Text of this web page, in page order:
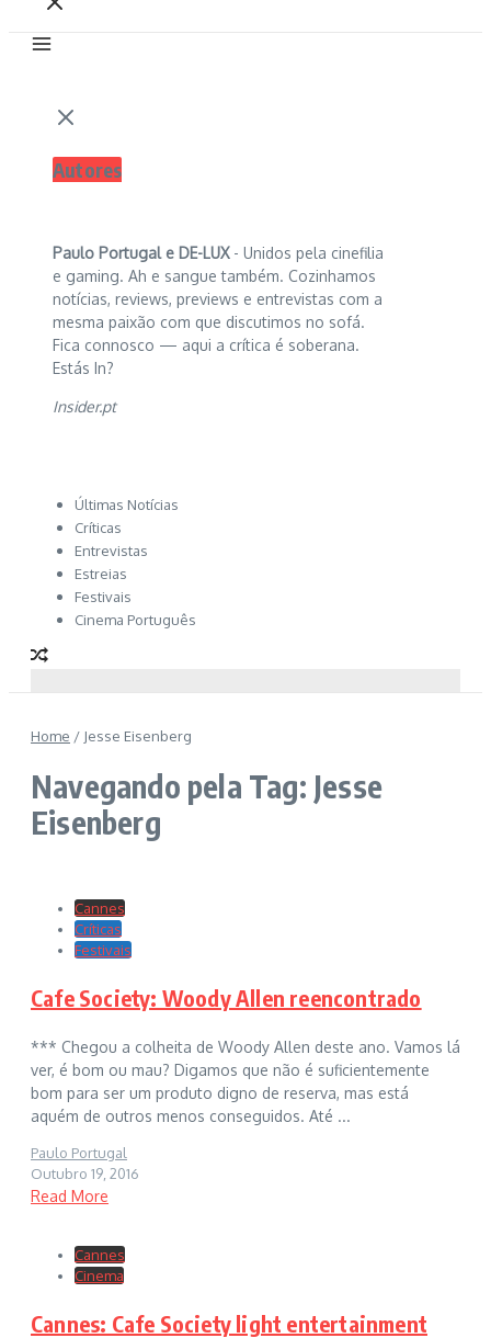
Autores
Paulo Portugal e DE-LUX - Unidos pela cinefilia
e gaming. Ah e sangue também. Cozinhamos
notícias, reviews, previews e entrevistas com a
mesma paixão com que discutimos no sofá.
Fica connosco — aqui a crítica é soberana.
Estás In?
Insider.pt
Últimas Notícias
Críticas
Entrevistas
Estreias
Festivais
Cinema Português
Home / Jesse Eisenberg
Navegando pela Tag: Jesse
Eisenberg
Cannes
Críticas
Festivais
Cafe Society: Woody Allen reencontrado
*** Chegou a colheita de Woody Allen deste ano. Vamos lá
ver, é bom ou mau? Digamos que não é suficientemente
bom para ser um produto digno de reserva, mas está
aquém de outros menos conseguidos. Até ...
Paulo Portugal
Outubro 19, 2016
Read More
Cannes
Cinema
Cannes: Cafe Society light entertainment